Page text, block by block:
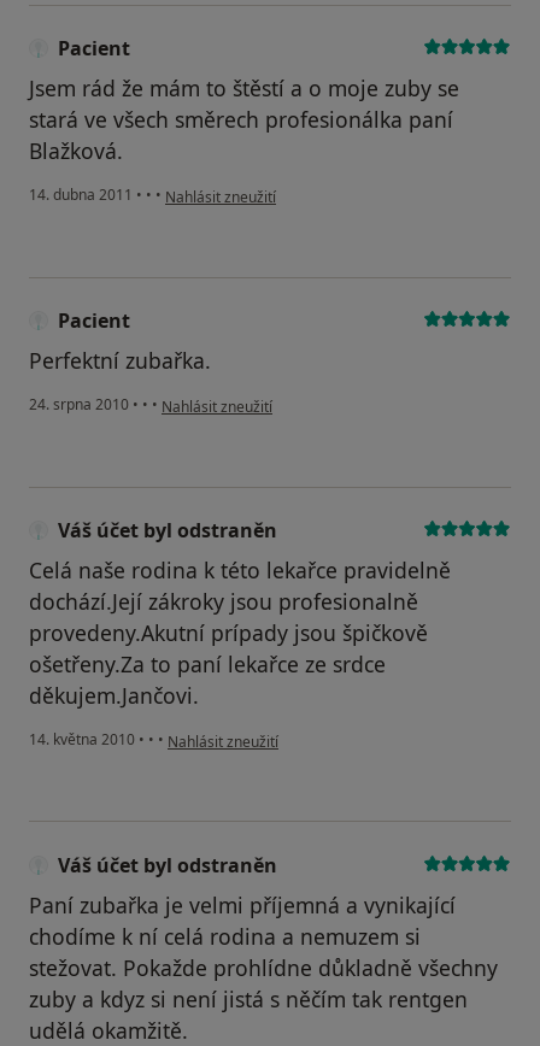
Pacient
Jsem rád že mám to štěstí a o moje zuby se
stará ve všech směrech profesionálka paní
Blažková.
14. dubna 2011 • • • podle názoru uživatele Pacient
Nahlásit zneužití
Pacient
Perfektní zubařka.
24. srpna 2010 • • • podle názoru uživatele Pacient
Nahlásit zneužití
Váš účet byl odstraněn
Celá naše rodina k této lekařce pravidelně
dochází.Její zákroky jsou profesionalně
provedeny.Akutní prípady jsou špičkově
ošetřeny.Za to paní lekařce ze srdce
děkujem.Jančovi.
14. května 2010 • • • podle názoru uživatele Váš účet byl odstraněn
Nahlásit zneužití
Váš účet byl odstraněn
Paní zubařka je velmi příjemná a vynikající
chodíme k ní celá rodina a nemuzem si
stežovat. Pokažde prohlídne důkladně všechny
zuby a kdyz si není jistá s něčím tak rentgen
udělá okamžitě.